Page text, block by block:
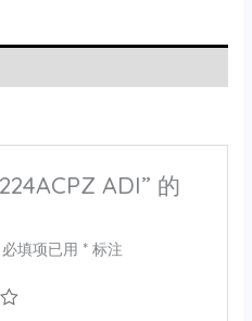
ADI” 的
必填项已用 *标注